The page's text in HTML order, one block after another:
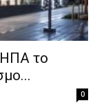
ΗΠΑ το
0